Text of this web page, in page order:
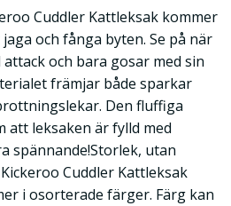
Cuddler Kattleksak kommer
och fånga byten. Se på när
och bara gosar med sin
främjar både sparkar
Den fluffiga
att leksaken är fylld med
spännande!Storlek, utan
Cuddler Kattleksak
i osorterade färger. Färg kan